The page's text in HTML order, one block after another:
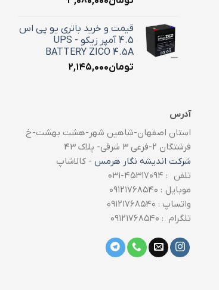
قیمت و خرید باتری یو پی اس
4.5 آمپر زیکو - UPS
BATTERY ZICO 4.5A
تومان۲,۱۴۵,۰۰۰
آدرس
استان اصفهان-شاهین شهر-هشت بهشت-خ
فرشتگان ۲-فرعی ۳ شرقی- پلاک ۴۳
شرکت اندیشه نگار هرمس - کالاشاپ
تلفن : ۴۵۳۱۷۰۹۴-۰۳۱
موبایل : ۰۹۱۲۱۷۶۸۵۴۰
واتساپ : ۰۹۱۲۱۷۶۸۵۴۰
تلگرام : ۰۹۱۲۱۷۶۸۵۴۰